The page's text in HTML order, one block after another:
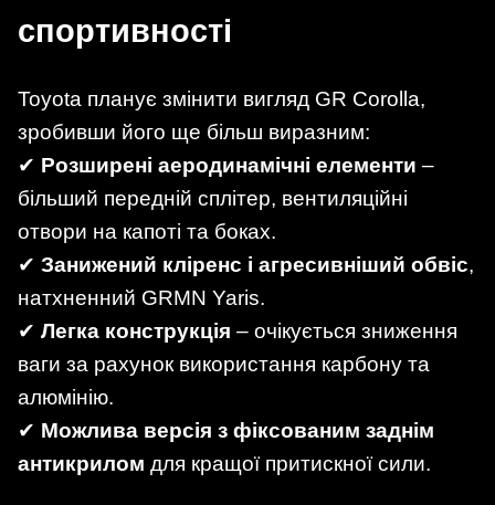
спортивності
Toyota планує змінити вигляд GR Corolla,
зробивши його ще більш виразним:
✔ Розширені аеродинамічні елементи –
більший передній сплітер, вентиляційні
отвори на капоті та боках.
✔ Занижений кліренс і агресивніший обвіс,
натхненний GRMN Yaris.
✔ Легка конструкція – очікується зниження
ваги за рахунок використання карбону та
алюмінію.
✔ Можлива версія з фіксованим заднім
антикрилом для кращої притискної сили.